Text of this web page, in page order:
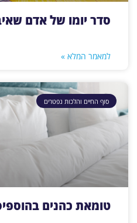
סדר יומו של אדם
למאמר המלא »
סוף החיים והלכות נפטרים
טומאת כהנים